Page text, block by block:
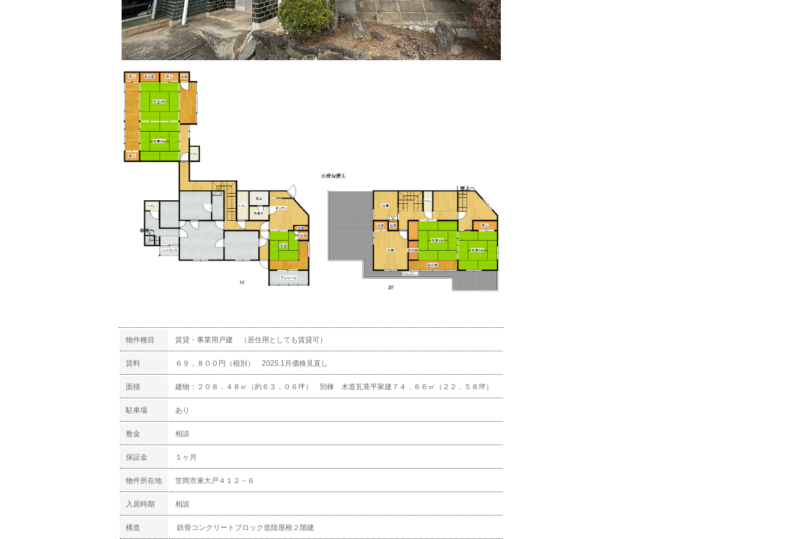
物件種目 賃貸・事業用戸建 （居住用としても賃貸可）
賃料 ６９，８００円（税別） 2025.1月価格見直し
面積 建物：２０８．４８㎡（約６３．０６坪） 別棟 木造瓦葺平家建７４．６６㎡（２２．５８坪）
駐車場 あり
敷金 相談
保証金 １ヶ月
物件所在地 笠岡市東大戸４１２－６
入居時期 相談
構造 鉄骨コンクリートブロック造陸屋根２階建